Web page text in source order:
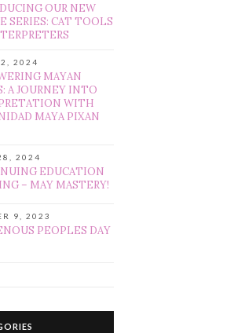
OUR NEW
SERIES: CAT TOOLS
2024
MAYAN
A JOURNEY INTO
WITH
MAYA PIXAN
2024
EDUCATION
– MAY MASTERY!
9, 2023
PEOPLES DAY